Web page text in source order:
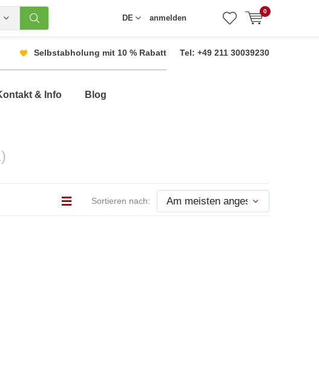
DE anmelden
0
Selbstabholung mit 10 % Rabatt Tel: +49 211 30039230
& Info Blog
Sortieren nach: